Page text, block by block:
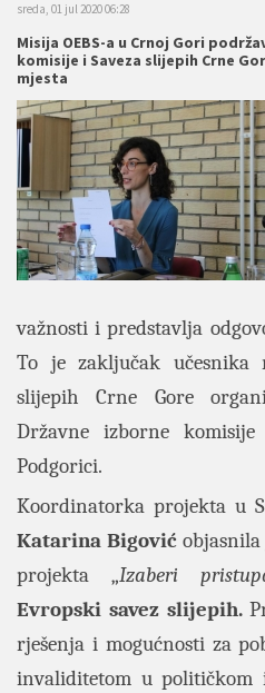
sreda, 01 jul 2020 06:28
Misija OEBS-a u Crnoj Gori
komisije i Saveza slijepih Crne
mjesta
važnosti i predstavlja
To je zaključak učesnika
slijepih Crne Gore
Državne izborne
Podgorici.
Koordinatorka projekta u
Katarina Bigovićobjasnila
projekta „Izaberi
Evropski savez slijepih.
rješenja i mogućnosti za
invaliditetom u